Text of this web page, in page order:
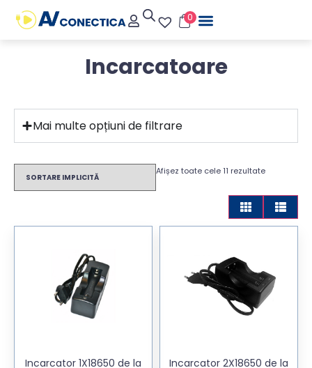
0
Incarcatoare
Mai multe opțiuni de filtrare
Afișez toate cele 11 rezultate
Incarcator 1X18650 de la
Incarcator 2X18650 de la